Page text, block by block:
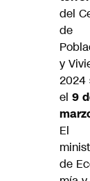
del
de
y
2024
el 9
El
de